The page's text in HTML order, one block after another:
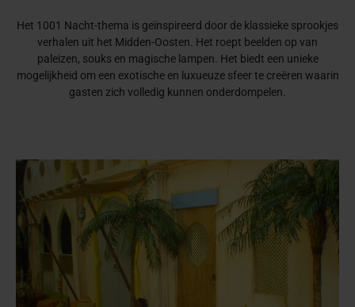
Het 1001 Nacht-thema is geïnspireerd door de klassieke sprookjes
verhalen uit het Midden-Oosten. Het roept beelden op van
paleizen, souks en magische lampen. Het biedt een unieke
mogelijkheid om een exotische en luxueuze sfeer te creëren waarin
gasten zich volledig kunnen onderdompelen.